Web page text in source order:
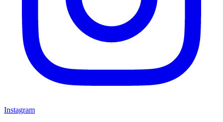
Instagram